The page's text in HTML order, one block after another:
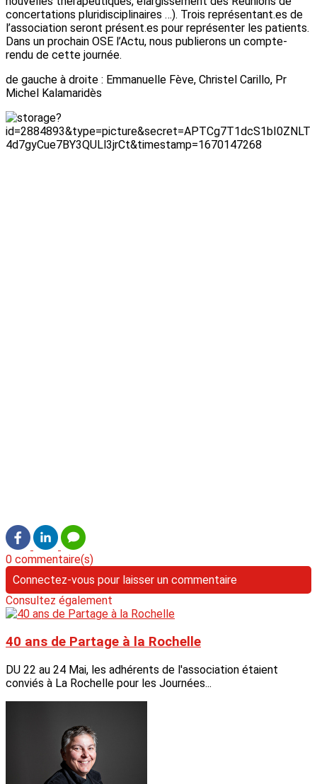
concertations pluridisciplinaires …). Trois représentant.es de
l’association seront présent.es pour représenter les patients.
Dans un prochain OSE l’Actu, nous publierons un compte-
rendu de cette journée.
de gauche à droite : Emmanuelle Fève, Christel Carillo, Pr
Michel Kalamaridès
0 commentaire(s)
Connectez-vous pour laisser un commentaire
Consultez également
40 ans de Partage à la Rochelle
DU 22 au 24 Mai, les adhérents de l'association étaient
conviés à La Rochelle pour les Journées...